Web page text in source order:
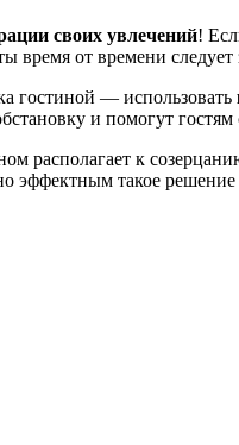
своих увлечений!
время от времени
гостиной — использовать
и помогут
располагает к
эффектным такое